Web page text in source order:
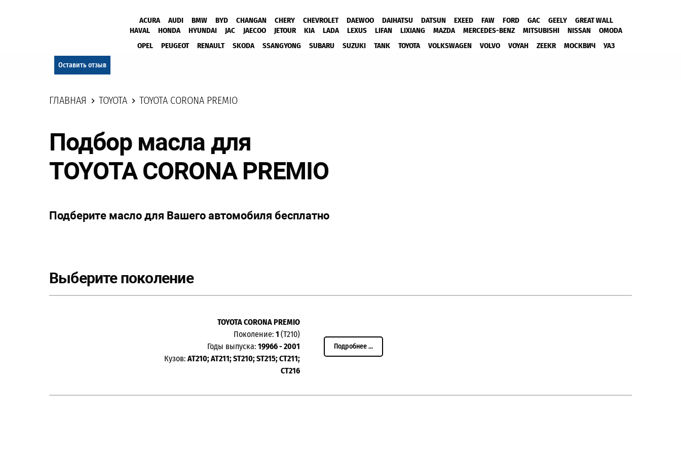
ACURA AUDI BMW BYD CHANGAN CHERY CHEVROLET DAEWOO DAIHATSU DATSUN EXEED FAW FORD GAC GEELY
GREAT WALL
HAVAL
HONDA HYUNDAI JAC JAECOO JETOUR KIA LADA LEXUS LIFAN LIXIANG MAZDA MERCEDES-BENZ MITSUBISHI NISSAN
OMODA
OPEL
PEUGEOT RENAULT SKODA SSANGYONG SUBARU SUZUKI TANK TOYOTA VOLKSWAGEN VOLVO VOYAH ZEEKR МОСКВИЧ УАЗ
Оставить отзыв
ГЛАВНАЯ TOYOTA TOYOTA CORONA PREMIO
Подбор масла для
TOYOTA CORONA PREMIO
Подберите масло для Вашего автомобиля бесплатно
Выберите поколение
TOYOTA CORONA PREMIO
Поколение: 1 (T210)
Годы выпуска: 19966 - 2001
Кузов: AT210; AT211; ST210; ST215; CT211;
CT216
Подробнее ...